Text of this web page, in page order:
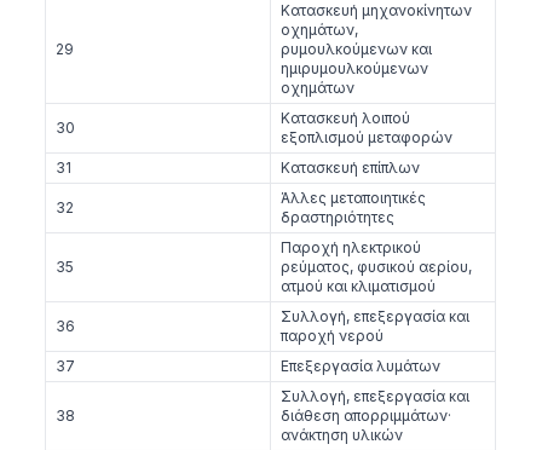
29
Κατασκευή μηχανοκίνητων
οχημάτων,
ρυμουλκούμενων και
ημιρυμουλκούμενων
οχημάτων
30
Κατασκευή λοιπού
εξοπλισμού μεταφορών
31
Κατασκευή επίπλων
32
Άλλες μεταποιητικές
δραστηριότητες
35
Παροχή ηλεκτρικού
ρεύματος, φυσικού αερίου,
ατμού και κλιματισμού
36
Συλλογή, επεξεργασία και
παροχή νερού
37
Επεξεργασία λυμάτων
38
Συλλογή, επεξεργασία και
διάθεση απορριμμάτων·
ανάκτηση υλικών